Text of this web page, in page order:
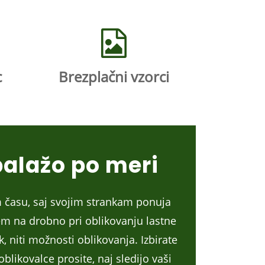
Brezplačni vzorci
po meri
saj svojim strankam ponuja
na drobno pri oblikovanju lastne
niti možnosti oblikovanja. Izbirate
prosite, naj sledijo vaši